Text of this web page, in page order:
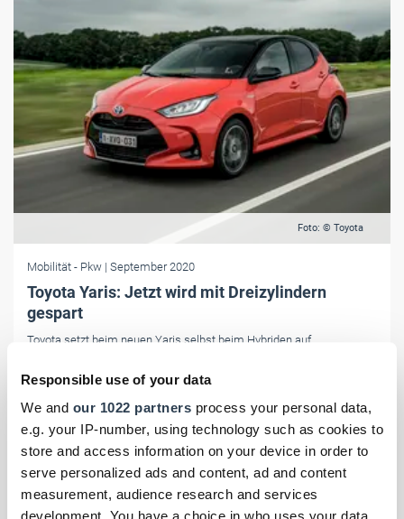
Responsible use of your data
We and our 1022 partners process your personal data,
e.g. your IP-number, using technology such as cookies to
store and access information on your device in order to
serve personalized ads and content, ad and content
measurement, audience research and services
Foto: © Toyota
Mobilität - Pkw | September 2020
Toyota Yaris: Jetzt wird mit Dreizylindern
gespart
Toyota setzt beim neuen Yaris selbst beim Hybriden auf
Fahrerassistenten. Was der schicke Japaner kann, klärt der